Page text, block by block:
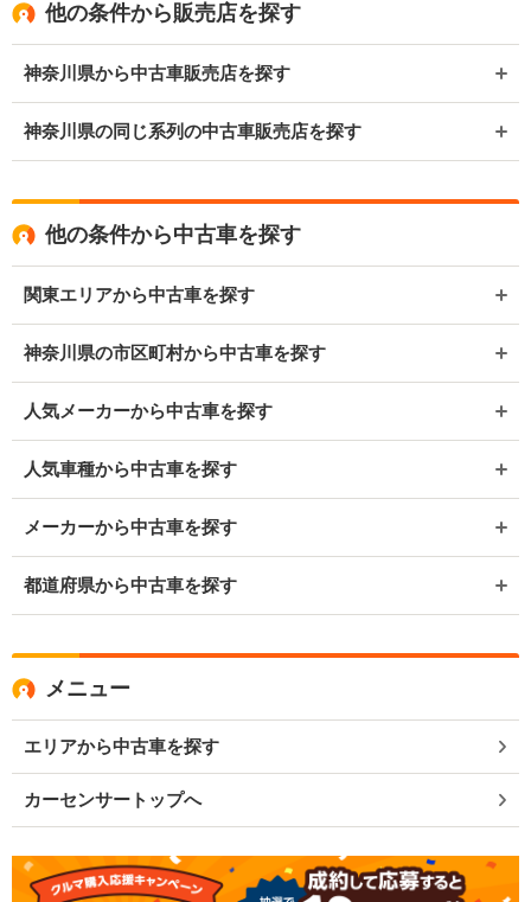
他の条件から販売店を探す
神奈川県から中古車販売店を探す
神奈川県の同じ系列の中古車販売店を探す
他の条件から中古車を探す
関東エリアから中古車を探す
神奈川県の市区町村から中古車を探す
人気メーカーから中古車を探す
人気車種から中古車を探す
メーカーから中古車を探す
都道府県から中古車を探す
メニュー
エリアから中古車を探す
カーセンサートップへ